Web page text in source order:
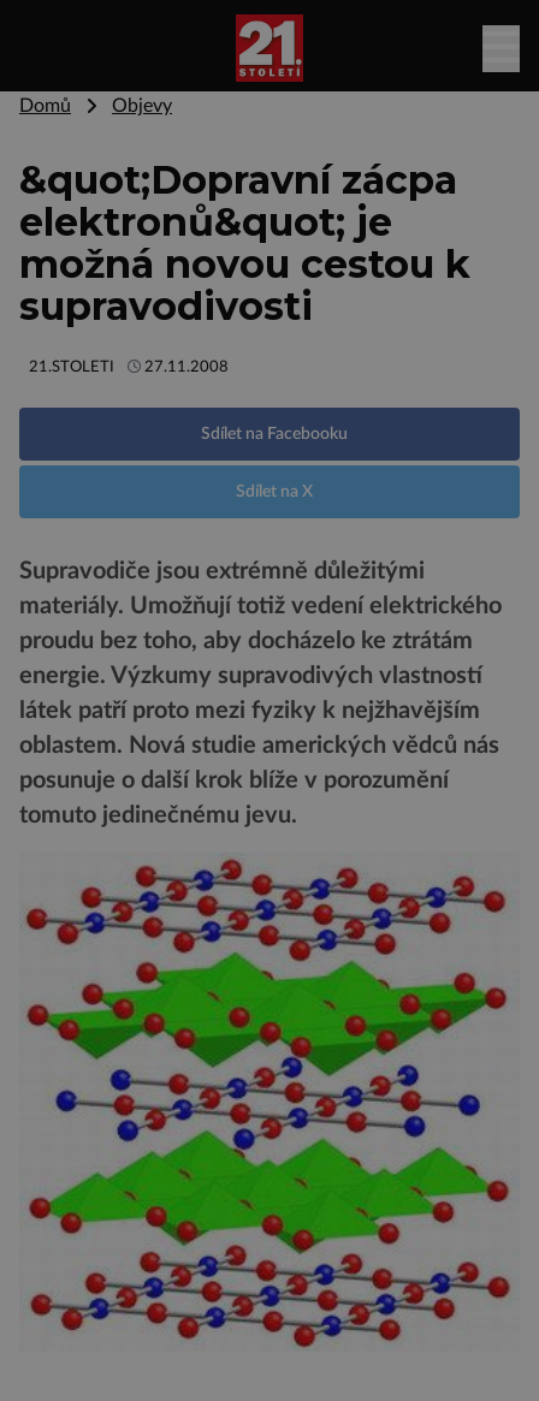
Domů Objevy
&quot;Dopravní zácpa
elektronů&quot; je
možná novou cestou k
supravodivosti
21.STOLETI 27.11.2008
Sdílet na Facebooku
Sdílet na X
Supravodiče jsou extrémně důležitými
materiály. Umožňují totiž vedení elektrického
proudu bez toho, aby docházelo ke ztrátám
energie. Výzkumy supravodivých vlastností
látek patří proto mezi fyziky k nejžhavějším
oblastem. Nová studie amerických vědců nás
posunuje o další krok blíže v porozumění
tomuto jedinečnému jevu.